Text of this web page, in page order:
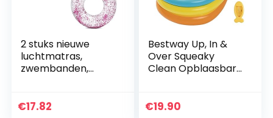
2 stuks nieuwe
luchtmatras,
zwembanden,
glitter, voor
€17.82
Bestway Up, In &
Over Squeaky
Clean Opblaasbare
€19.90